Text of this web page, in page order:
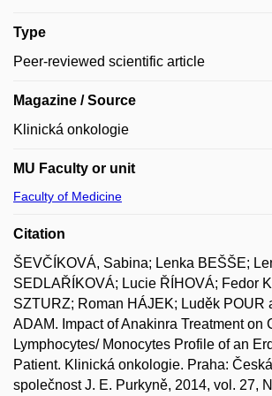
Type
Peer-reviewed scientific article
Magazine / Source
Klinická onkologie
MU Faculty or unit
Faculty of Medicine
Citation
ŠEVČÍKOVÁ, Sabina; Lenka BEŠŠE;
SEDLAŘÍKOVÁ; Lucie ŘÍHOVÁ; Fedor
SZTURZ; Roman HÁJEK; Luděk POUR
ADAM. Impact of Anakinra Treatment on
Lymphocytes/ Monocytes Profile of an
Patient. Klinická onkologie. Praha:
společnost J. E. Purkyně, 2014, vol. 27,